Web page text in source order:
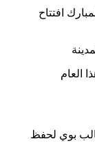
افتتاح
العام
بوي لحفظ